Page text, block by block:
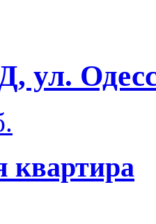
ул.
квартира